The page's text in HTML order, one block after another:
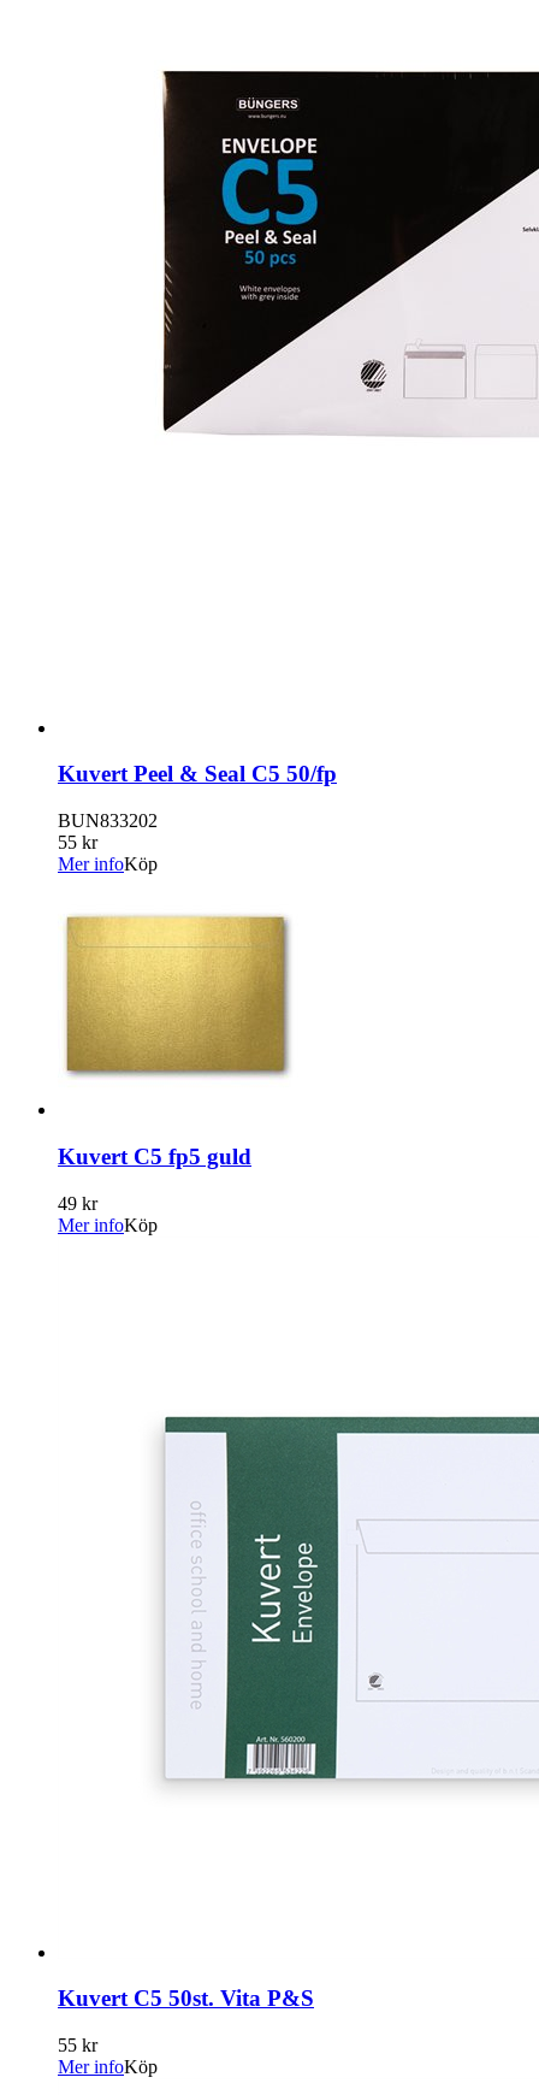
Kuvert Peel & Seal C5 50/fp
BUN833202
55 kr
Mer infoKöp
Kuvert C5 fp5 guld
49 kr
Mer infoKöp
Kuvert C5 50st. Vita P&S
55 kr
Mer infoKöp